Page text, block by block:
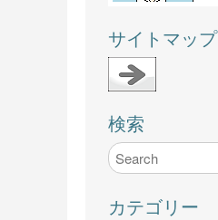
サイトマップ
検索
カテゴリー